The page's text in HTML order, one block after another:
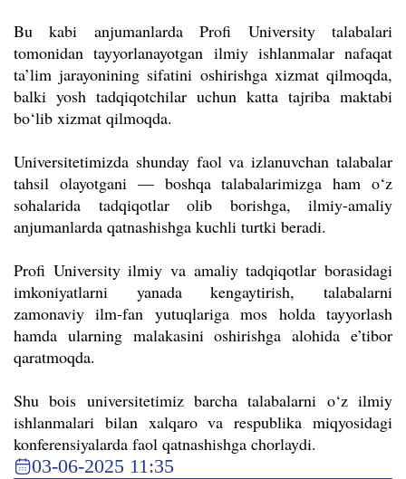
Bu kabi anjumanlarda Profi University talabalari
tomonidan tayyorlanayotgan ilmiy ishlanmalar nafaqat
ta’lim jarayonining sifatini oshirishga xizmat qilmoqda,
balki yosh tadqiqotchilar uchun katta tajriba maktabi
bo‘lib xizmat qilmoqda.
Universitetimizda shunday faol va izlanuvchan talabalar
tahsil olayotgani — boshqa talabalarimizga ham o‘z
sohalarida tadqiqotlar olib borishga, ilmiy-amaliy
anjumanlarda qatnashishga kuchli turtki beradi.
Profi University ilmiy va amaliy tadqiqotlar borasidagi
imkoniyatlarni yanada kengaytirish, talabalarni
zamonaviy ilm-fan yutuqlariga mos holda tayyorlash
hamda ularning malakasini oshirishga alohida e’tibor
qaratmoqda.
Shu bois universitetimiz barcha talabalarni o‘z ilmiy
ishlanmalari bilan xalqaro va respublika miqyosidagi
konferensiyalarda faol qatnashishga chorlaydi.
03-06-2025 11:35